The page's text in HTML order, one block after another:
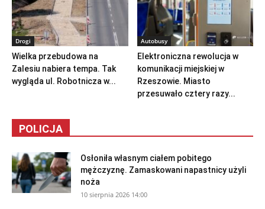
Drogi
Wielka przebudowa na
Zalesiu nabiera tempa. Tak
wygląda ul. Robotnicza w...
Autobusy
Elektroniczna rewolucja w
komunikacji miejskiej w
Rzeszowie. Miasto
przesuwało cztery razy...
POLICJA
Osłoniła własnym ciałem pobitego
mężczyznę. Zamaskowani napastnicy użyli
noża
10 sierpnia 2026 14:00